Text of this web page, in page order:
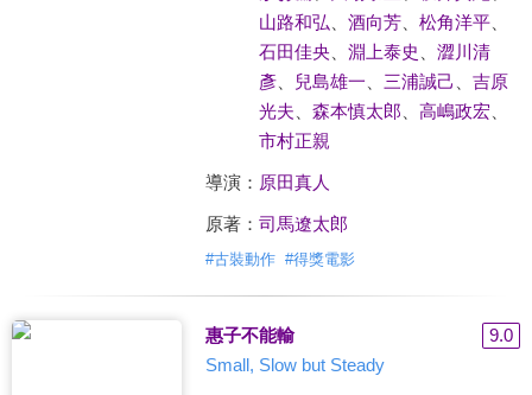
山路和弘
酒向芳、 松角洋平、
石田佳央、 淵上泰史
澀川清
彥、 兒島雄一 三浦誠己
吉原
光夫
森本慎太郎 高嶋政宏
市村正親
導演： 原田真人
原著： 司馬遼太郎
#古裝動作 #得獎電影
惠子不能輸
9.0
Small, Slow but Steady